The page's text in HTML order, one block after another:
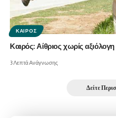
ΚΑΙΡΌΣ
Καιρός: Αίθριος χωρίς
3 Λεπτά Ανάγνωσης
Δείτε